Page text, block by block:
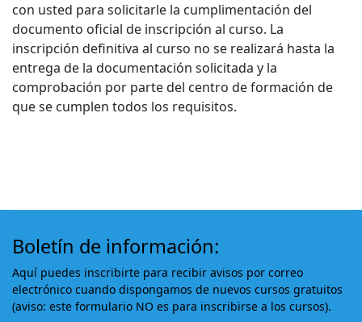
con usted para solicitarle la cumplimentación del
documento oficial de inscripción al curso. La
inscripción definitiva al curso no se realizará hasta la
entrega de la documentación solicitada y la
comprobación por parte del centro de formación de
que se cumplen todos los requisitos.
Boletín de información:
Aquí puedes inscribirte para recibir avisos por correo
electrónico cuando dispongamos de nuevos cursos gratuitos
(aviso: este formulario NO es para inscribirse a los cursos).